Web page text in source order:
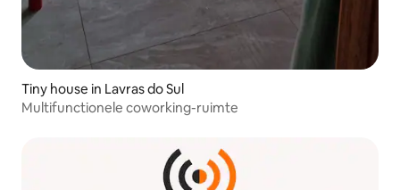
Tiny house in Lavras do Sul
Multifunctionele coworking-ruimte